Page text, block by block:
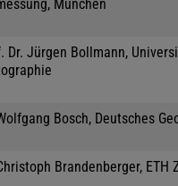
München
Dr. Jürgen Bollmann,
Bosch, Deutsches
Brandenberger,